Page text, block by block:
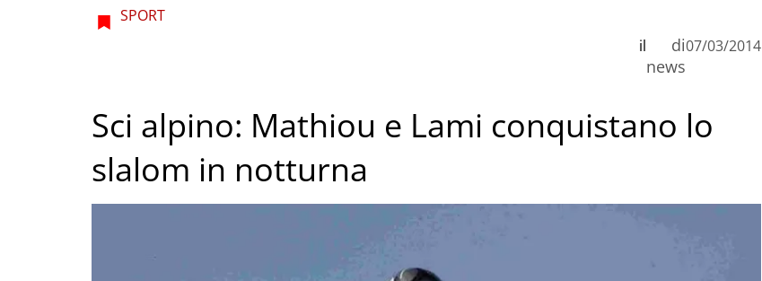
SPORT
di
news
il 07/03/2014
Sci alpino: Mathiou e Lami conquistano lo
slalom in notturna